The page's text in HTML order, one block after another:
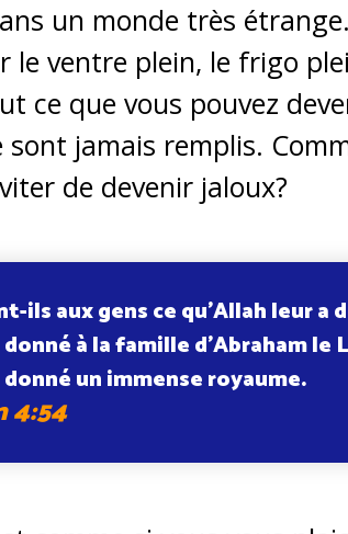
un monde très
le ventre plein, le frigo
ce que vous pouvez
sont jamais remplis.
de devenir jaloux?
ils aux gens ce qu’Allah leur a
à la famille d’Abraham
un immense royaume.
4:54